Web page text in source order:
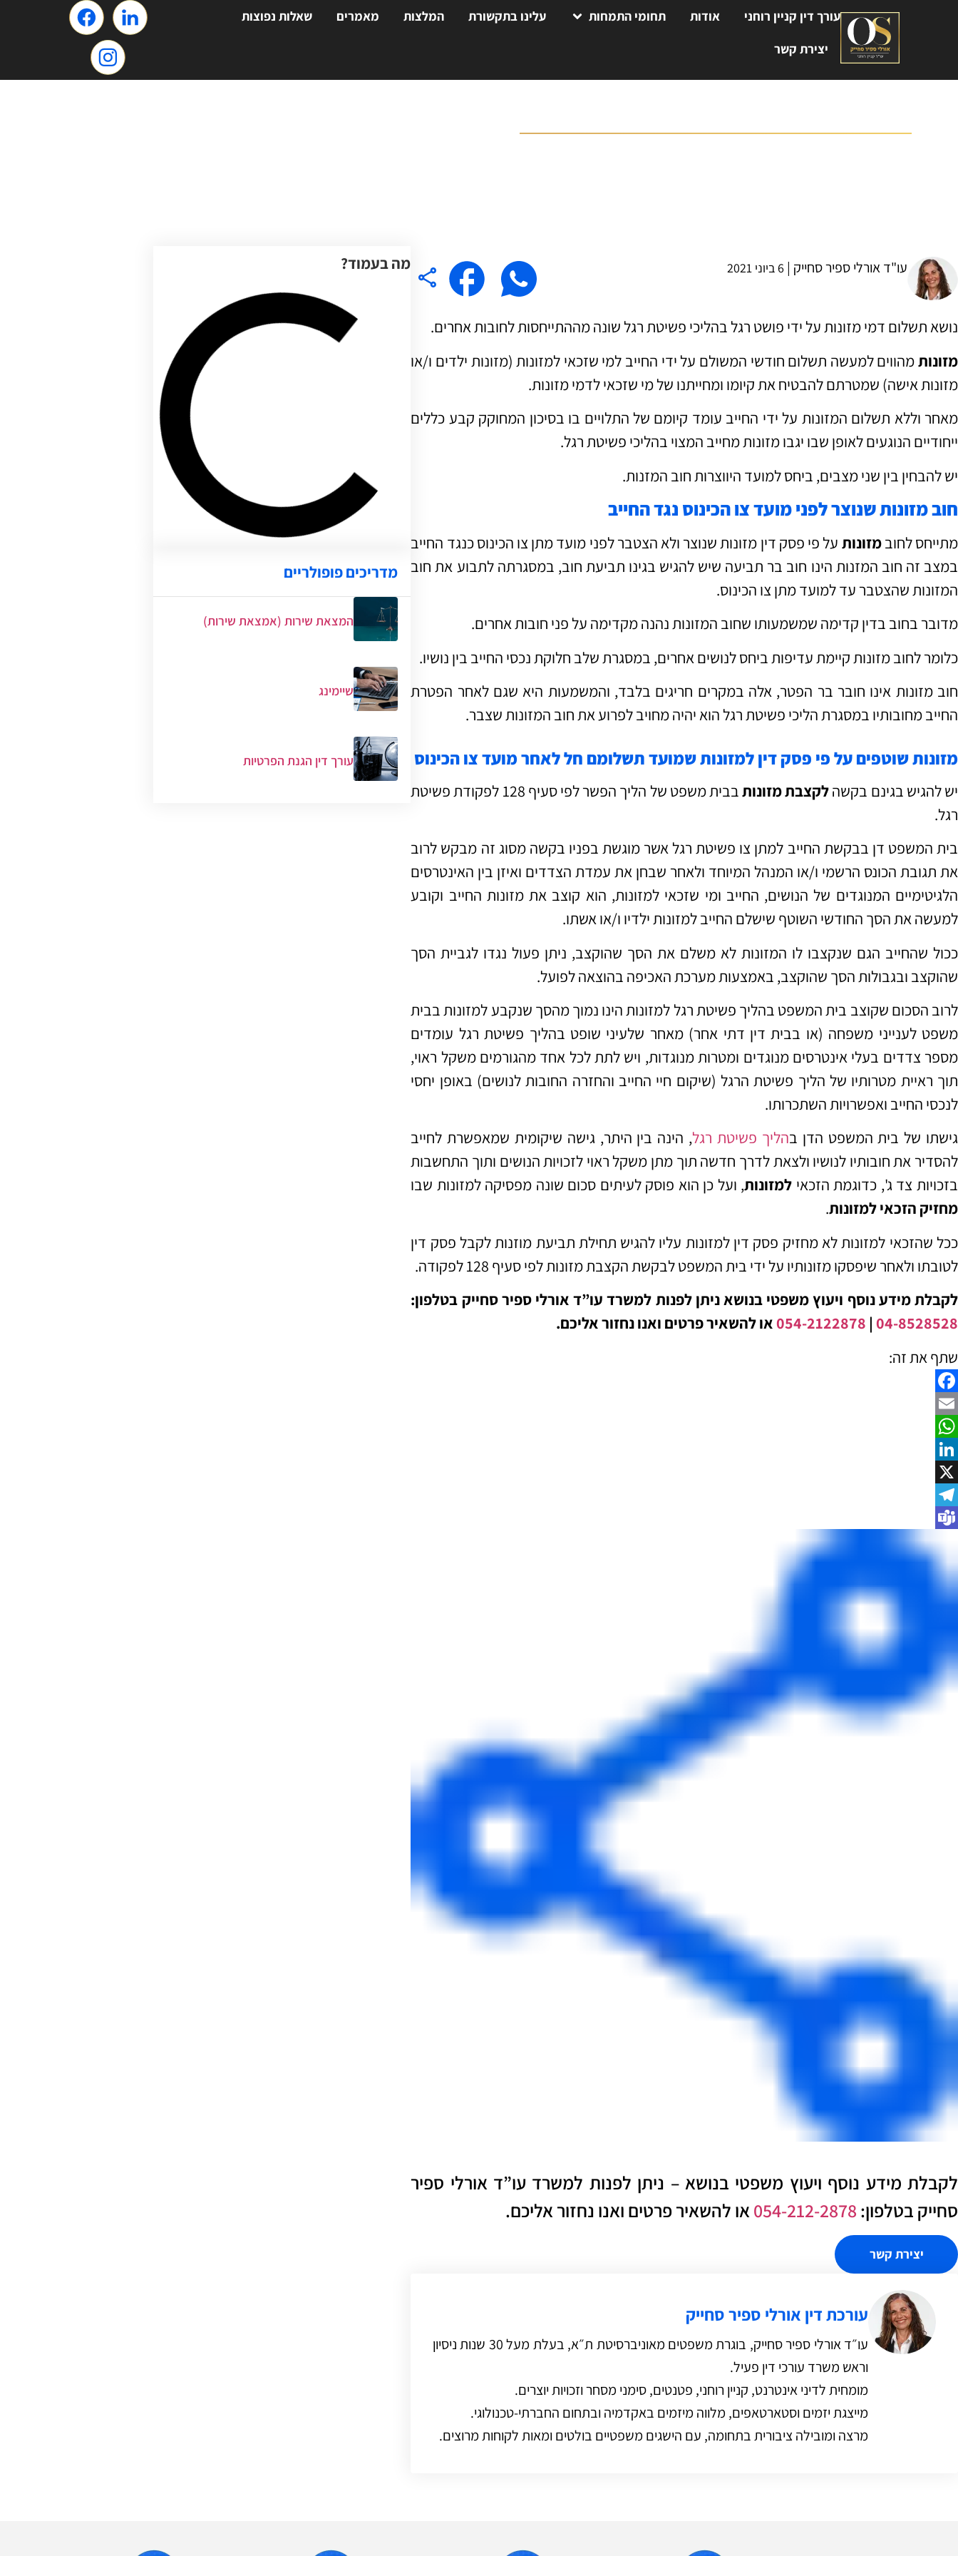
עורך דין קניין רוחני אודות תחומי התמחות עלינו בתקשורת המלצות מאמרים
שאלות נפוצות
יצירת קשר
עו"ד אורלי ספיר סחייק |6 ביוני 2021
נושא תשלום דמי מזונות על ידי פושט רגל בהליכי פשיטת רגל שונה מההתייחסות לחובות אחרים.
מזונותמהווים למעשה תשלום חודשי המשולם על ידי החייב למי שזכאי למזונות (מזונות ילדים ו/או
מזונות אישה) שמטרתם להבטיח את קיומו ומחייתנו של מי שזכאי לדמי מזונות.
מאחר וללא תשלום המזונות על ידי החייב עומד קיומם של התלויים בו בסיכון המחוקק קבע כללים
ייחודיים הנוגעים לאופן שבו יגבו מזונות מחייב המצוי בהליכי פשיטת רגל.
יש להבחין בין שני מצבים, ביחס למועד היווצרות חוב המזנות.
חוב מזונות שנוצר לפני מועד צו הכינוס נגד החייב
מתייחס לחובמזונות על פי פסק דין מזונות שנוצר ולא הצטבר לפני מועד מתן צו הכינוס כנגד החייב
במצב זה חוב המזנות הינו חוב בר תביעה שיש להגיש בגינו תביעת חוב, במסגרתה לתבוע את חוב
המזונות שהצטבר עד למועד מתן צו הכינוס.
מדובר בחוב בדין קדימה שמשמעותו שחוב המזונות נהנה מקדימה על פני חובות אחרים.
כלומר לחוב מזונות קיימת עדיפות ביחס לנושים אחרים, במסגרת שלב חלוקת נכסי החייב בין נושיו.
חוב מזונות אינו חובר בר הפטר, אלה במקרים חריגים בלבד, והמשמעות היא שגם לאחר הפטרת
החייב מחובותיו במסגרת הליכי פשיטת רגל הוא יהיה מחויב לפרוע את חוב המזונות שצבר.
מזונות שוטפים על פי פסק דין למזונות שמועד תשלומם חל לאחר מועד צו הכינוס
יש להגיש בגינם בקשהלקצבת מזונות
בבית משפט של הליך הפשר לפי סעיף 128 לפקודת פשיטת
רגל.
בית המשפט דן בבקשת החייב למתן צו פשיטת רגל אשר מוגשת בפניו בקשה מסוג זה מבקש לרוב
את תגובת הכונס הרשמי ו/או המנהל המיוחד ולאחר שבחן את עמדת הצדדים ואיזן בין האינטרסים
הלגיטימיים המנוגדים של הנושים, החייב ומי שזכאי למזונות, הוא קוצב את מזונות החייב וקובע
למעשה את הסך החודשי השוטף שישלם החייב למזונות ילדיו ו/או אשתו.
ככול שהחייב הגם שנקצבו לו המזונות לא משלם את הסך שהוקצב, ניתן פעול נגדו לגביית הסך
שהוקצב ובגבולות הסך שהוקצב, באמצעות מערכת האכיפה בהוצאה לפועל.
לרוב הסכום שקוצב בית המשפט בהליך פשיטת רגל למזונות הינו נמוך מהסך שנקבע למזונות בבית
משפט לענייני משפחה (או בבית דין דתי אחר) מאחר שלעיני שופט בהליך פשיטת רגל עומדים
מספר צדדים בעלי אינטרסים מנוגדים ומטרות מנוגדות, ויש לתת לכל אחד מהגורמים משקל ראוי,
תוך ראיית מטרותיו של הליך פשיטת הרגל (שיקום חיי החייב והחזרה החובות לנושים) באופן יחסי
לנכסי החייב ואפשרויות השתכרותו.
גישתו של בית המשפט הדן בהליך פשיטת רגל, הינה בין היתר, גישה שיקומית שמאפשרת לחייב
להסדיר את חובותיו לנושיו ולצאת לדרך חדשה תוך מתן משקל ראוי לזכויות הנושים ותוך התחשבות
בזכויות צד ג', כדוגמת הזכאי למזונות, ועל כן הוא פוסק לעיתים סכום שונה מפסיקה למזונות שבו
מחזיק הזכאי למזונות.
ככל שהזכאי למזונות לא מחזיק פסק דין למזונות עליו להגיש תחילת תביעת מוזנות לקבל פסק דין
לטובתו ולאחר שיפסקו מזונותיו על ידי בית המשפט לבקשת הקצבת מזונות לפי סעיף 128 לפקודה.
לקבלת מידע נוסף ויעוץ משפטי בנושא ניתן לפנות למשרד עו”ד אורלי ספיר סחייק בטלפון:
04-8528528
|
054-2122878או להשאיר פרטים ואנו נחזור אליכם.
שתף את זה:
Facebook
Email
WhatsApp
LinkedIn
X
Telegram
Teams
לקבלת מידע נוסף ויעוץ משפטי בנושא – ניתן לפנות למשרד עו”ד אורלי ספיר
סחייק בטלפון: 054-212-2878או להשאיר פרטים ואנו נחזור אליכם.
יצירת קשר
עורכת דין אורלי ספיר סחייק
עו״ד אורלי ספיר סחייק, בוגרת משפטים מאוניברסיטת ת״א, בעלת מעל 30 שנות ניסיון
וראש משרד עורכי דין פעיל.
מומחית לדיני אינטרנט, קניין רוחני, פטנטים, סימני מסחר וזכויות יוצרים.
מייצגת יזמים וסטארטאפים, מלווה מיזמים באקדמיה ובתחום החברתי-טכנולוגי.
מרצה ומובילה ציבורית בתחומה, עם הישגים משפטיים בולטים ומאות לקוחות מרוצים.
מה בעמוד?
מדריכים פופולריים
המצאת שירות (אמצאת שירות)
שיימינג
עורך דין הגנת הפרטיות